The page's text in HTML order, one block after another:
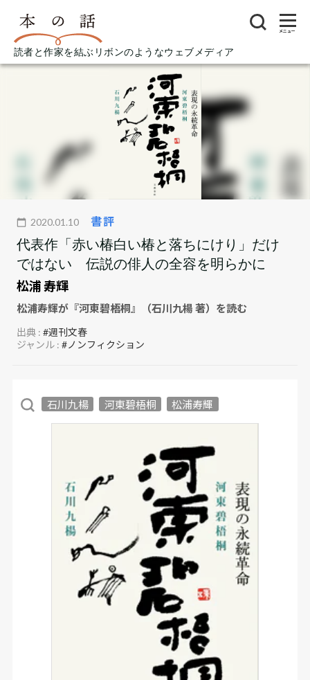
読者と作家を結ぶリボンのようなウェブメディア
メニュー
2020.01.10 書評
代表作「赤い椿白い椿と落ちにけり」だけ
ではない 伝説の俳人の全容を明らかに
松浦 寿輝
松浦寿輝が『河東碧梧桐』（石川九楊 著）を読む
出典 :#週刊文春
ジャンル :#ノンフィクション
石川九楊 河東碧梧桐 松浦寿輝